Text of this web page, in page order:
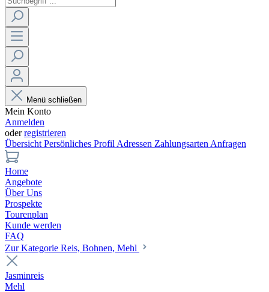
Menü schließen
Mein Konto
Anmelden
oderregistrieren
Übersicht Persönliches Profil Adressen Zahlungsarten Anfragen
Home
Angebote
Über Uns
Prospekte
Tourenplan
Kunde werden
FAQ
Zur Kategorie Reis, Bohnen, Mehl
Jasminreis
Mehl